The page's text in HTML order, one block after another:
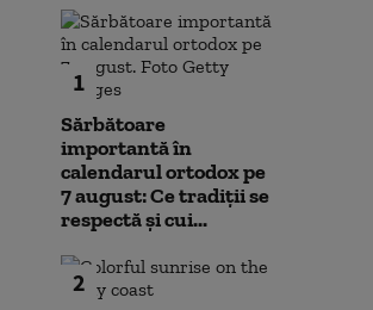
1
Sărbătoare
importantă în
calendarul ortodox pe
7 august: Ce tradiții se
respectă și cui...
2